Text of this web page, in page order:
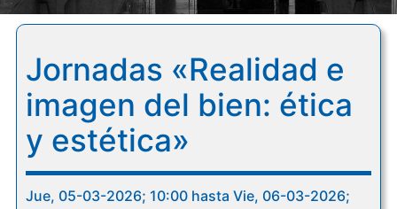
Jornadas «Realidad e
imagen del bien: ética
y estética»
Jue, 05-03-2026; 10:00 hasta Vie, 06-03-2026;